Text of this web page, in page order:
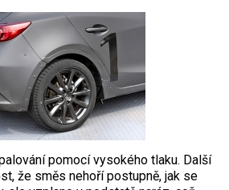
pomocí vysokého tlaku. Další
že směs nehoří postupně, jak se